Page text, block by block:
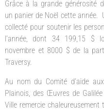
Grâce à la grande générosité
un panier de Noël cette année.
collecté pour soutenir les
l’année, dont 34 199,15 $
novembre et 8000 $ de la
Traversy.
Au nom du Comité d’aide
Plainois, des Œuvres de Galilée
Ville remercie